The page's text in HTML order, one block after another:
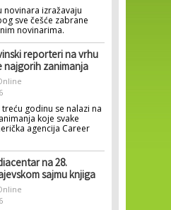
novinara izražavaju
sve češće zabrane
novinarima.
reporteri na vrhu
najgorih zanimanja
godinu se nalazi na
koje svake
agencija Career
na 28.
sajmu knjiga